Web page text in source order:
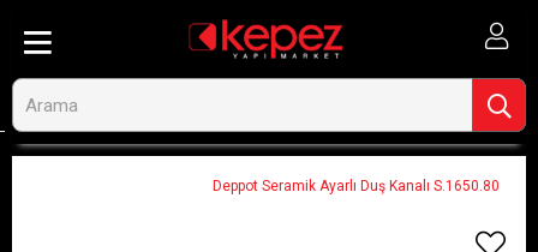
Deppot Seramik Ayarlı Duş Kanalı S.1650.80